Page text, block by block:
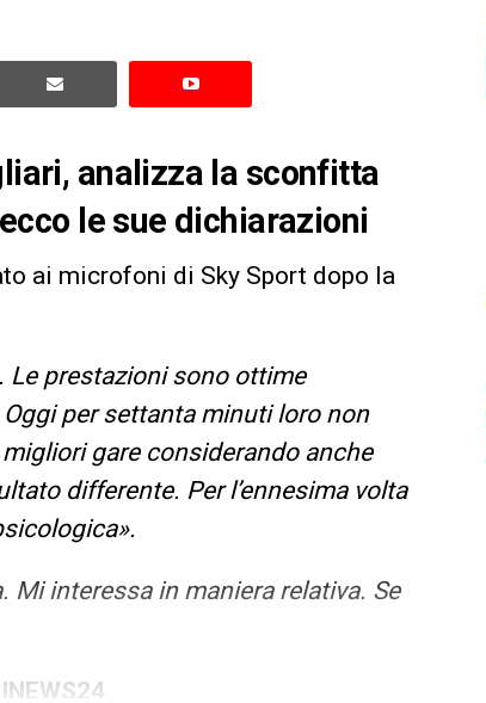
analizza la sconfitta
le sue dichiarazioni
ai microfoni di Sky Sport dopo la
Le prestazioni sono ottime
per settanta minuti loro non
gare considerando anche
differente. Per l’ennesima volta
interessa in maniera relativa. Se